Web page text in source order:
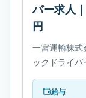
バー求人
円
一宮運輸株式
ックドライ
す。勤務時
型自動車免許
給与